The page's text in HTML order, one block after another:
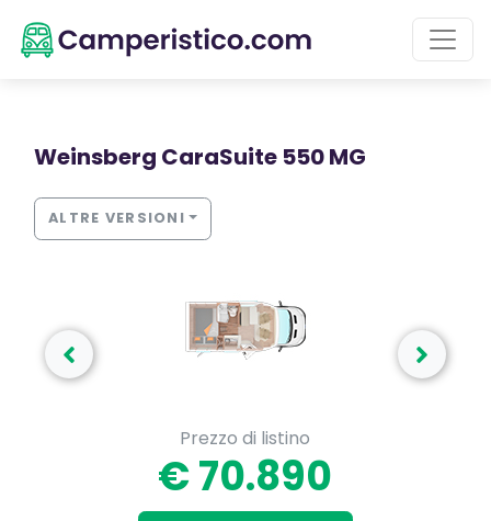
Weinsberg CaraSuite 550 MG
ALTRE VERSIONI
Prezzo di listino
€ 70.890